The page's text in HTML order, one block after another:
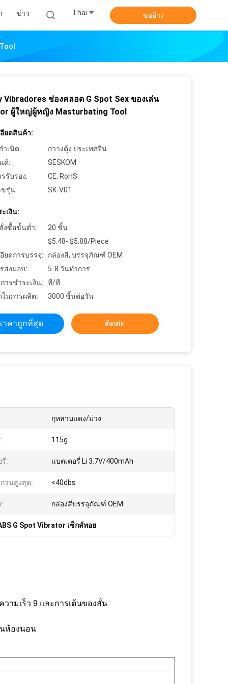
ข่าว Thai ขออ้าง
Vibradores ช่องคลอด G Spot Sex ของเล่น
ผู้ใหญ่ผู้หญิง Masturbating Tool
ยดสินค้า:
ำเนิด:
กวางตุ้ง ประเทศจีน
ด์:
SESKOM
รับรอง:
CE, RoHS
ขรุ่น:
SK-V01
เงิน:
งซื้อขั้นต่ำ:
20 ชิ้น
$5.48- $5.88/Piece
ยดการบรรจุ:
กล่องสี, บรรจุภัณฑ์ OEM
ส่งมอบ:
5-8 วันทำการ
ารชำระเงิน:
ที/ที
ในการผลิต:
3000 ชิ้นต่อวัน
าคาถูกที่สุด ติดต่อ
กุหลาบแดง/ม่วง
115g
รี่: แบตเตอรี่ Li 3.7V/400mAh
กวนสูงสุด: <40dbs
กล่องสีบรรจุภัณฑ์ OEM
G Spot Vibrator เซ็กส์ทอย
วามเร็ว 9 และการเต้นของสั่น
นห้องนอน